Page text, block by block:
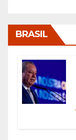
BRASIL